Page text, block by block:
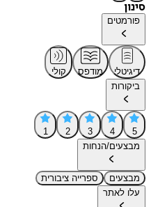
סינון
פורמטים
דיגיטלי מודפס
קולי
ביקורות
5
4
3
2
1
מבצעים/הנחות
מבצעים
ספרייה ציבורית
עלו לאתר